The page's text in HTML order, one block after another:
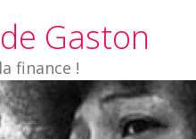
Gaston
finance !